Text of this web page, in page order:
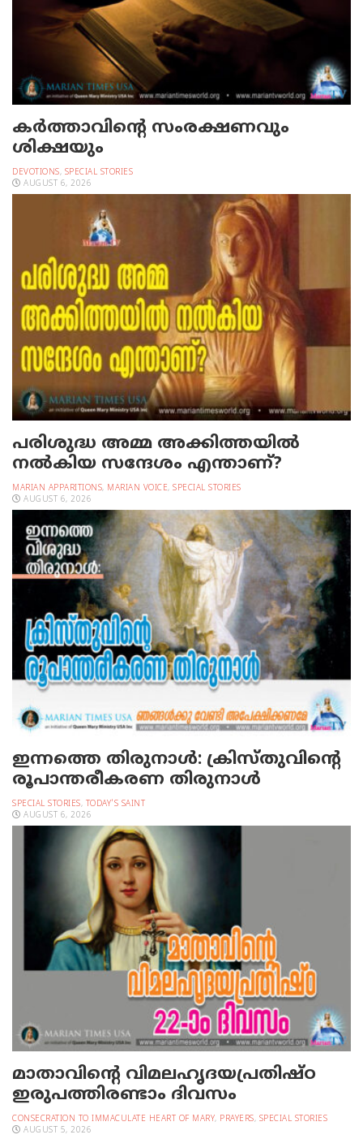
കർത്താവിന്റെ സംരക്ഷണവും
ശിക്ഷയും
DEVOTIONS, SPECIAL STORIES
AUGUST 6, 2026
പരിശുദ്ധ അമ്മ അക്കിത്തയില്‍
നല്‍കിയ സന്ദേശം എന്താണ്?
MARIAN APPARITIONS, MARIAN VOICE, SPECIAL STORIES
AUGUST 6, 2026
ഇന്നത്തെ തിരുനാള്‍: ക്രിസ്തുവിന്റെ
രൂപാന്തരീകരണ തിരുനാള്‍
SPECIAL STORIES, TODAY'S SAINT
AUGUST 6, 2026
മാതാവിന്റെ വിമലഹൃദയപ്രതിഷ്ഠ
ഇരുപത്തിരണ്ടാം ദിവസം
CONSECRATION TO IMMACULATE HEART OF MARY, PRAYERS, SPECIAL STORIES
AUGUST 5, 2026